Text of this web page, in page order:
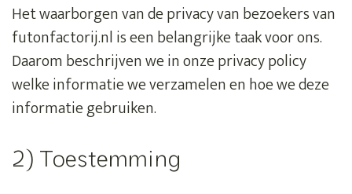
Het waarborgen van de privacy van bezoekers van
futonfactorij.nl is een belangrijke taak voor ons.
Daarom beschrijven we in onze privacy policy
welke informatie we verzamelen en hoe we deze
informatie gebruiken.
2) Toestemming